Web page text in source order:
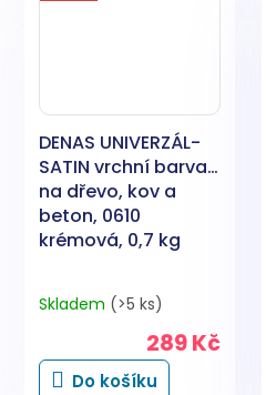
DENAS UNIVERZÁL-
SATIN vrchní barva
na dřevo, kov a
beton, 0610
krémová, 0,7 kg
Skladem (>5 ks)
289 Kč
Do košíku